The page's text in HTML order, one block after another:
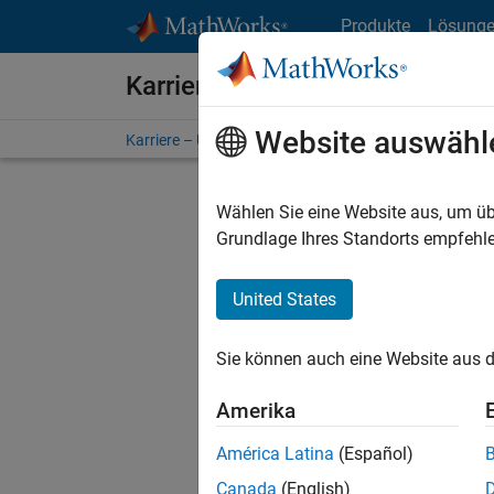
Produkte
Karriere bei MathWorks
Karriere – Übersicht Stellensuche
FILTER:
Stellen
Es
Region
Website
Wählen Sie eine Website aus, um
Grundlage Ihres Standorts
United States
Sie können auch eine Website aus
Amerika
América Latina (Español)
Canada (English)